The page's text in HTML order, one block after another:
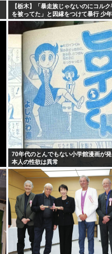
【栃木】「暴走族じゃないのにコル
を被ってた」と因縁をつけて暴行 少
害の疑いで逮捕
70年代のとんでもない小学館漫画が
本人の性欲は異常